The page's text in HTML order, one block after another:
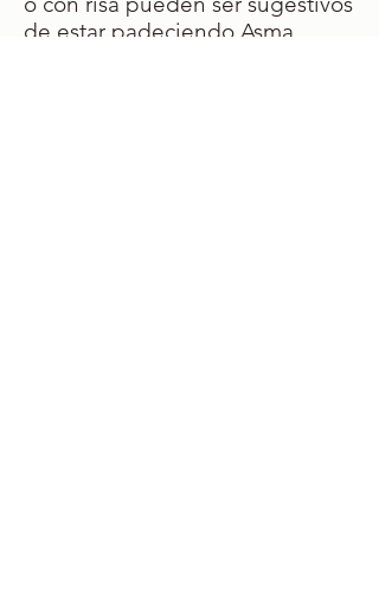
de estar padeciendo Asma